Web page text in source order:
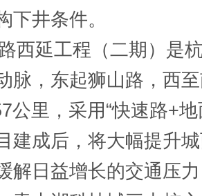
下井条件。
西延工程（二期）是
脉，东起狮山路，西
公里，采用“快速路+
建成后，将大幅提升
解日益增长的交通压